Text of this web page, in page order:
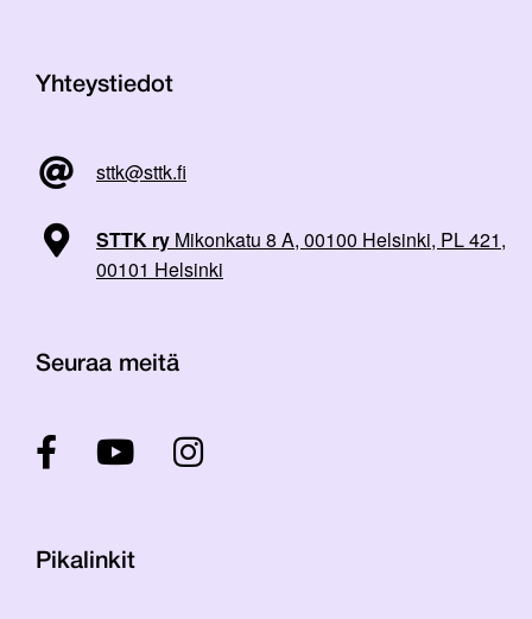
Yhteystiedot
sttk@sttk.fi
STTK ry Mikonkatu 8 A, 00100 Helsinki, PL 421,
00101 Helsinki
Seuraa meitä
Pikalinkit